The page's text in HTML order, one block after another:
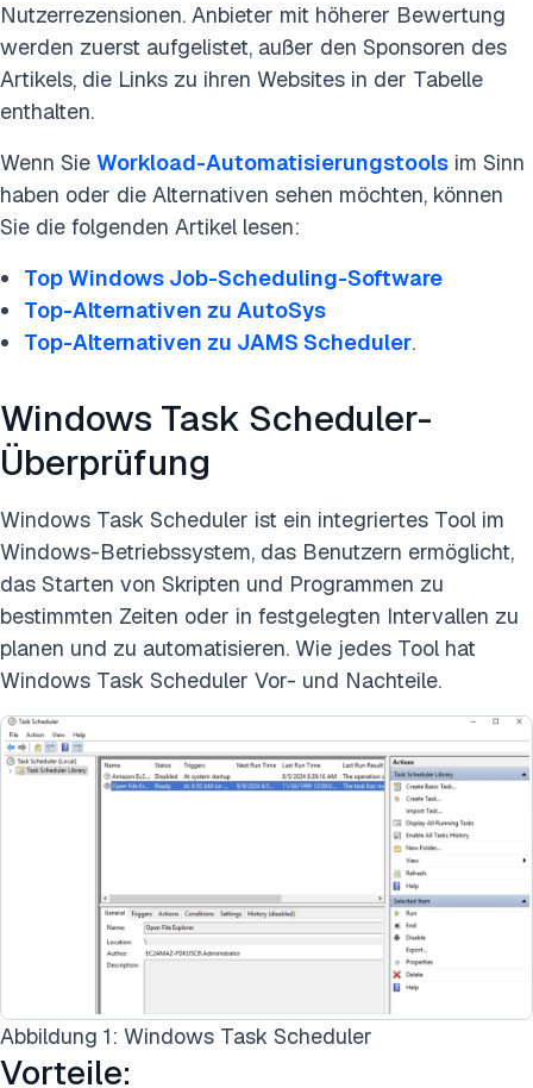
Nutzerrezensionen. Anbieter mit höherer Bewertung
werden zuerst aufgelistet, außer den Sponsoren des
Artikels, die Links zu ihren Websites in der Tabelle
enthalten.
Wenn Sie Workload-Automatisierungstools im Sinn
haben oder die Alternativen sehen möchten, können
Sie die folgenden Artikel lesen:
Top Windows Job-Scheduling-Software
Top-Alternativen zu AutoSys
Top-Alternativen zu JAMS Scheduler.
Windows Task Scheduler-
Überprüfung
Windows Task Scheduler ist ein integriertes Tool im
Windows-Betriebssystem, das Benutzern ermöglicht,
das Starten von Skripten und Programmen zu
bestimmten Zeiten oder in festgelegten Intervallen zu
planen und zu automatisieren. Wie jedes Tool hat
Windows Task Scheduler Vor- und Nachteile.
Abbildung 1: Windows Task Scheduler
Vorteile: